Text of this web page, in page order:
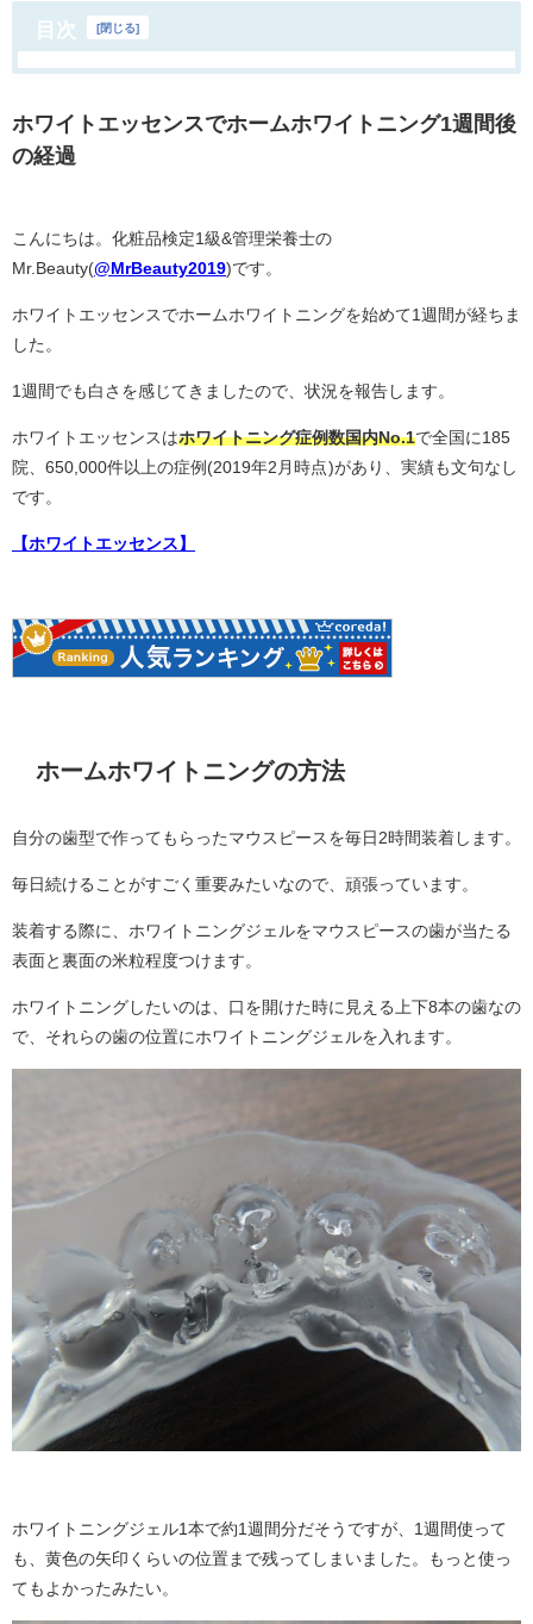
目次 [閉じる]
ホワイトエッセンスでホームホワイトニング1週間後
の経過
こんにちは。化粧品検定1級&管理栄養士の
Mr.Beauty(@MrBeauty2019)です。
ホワイトエッセンスでホームホワイトニングを始めて1週間が経ちま
した。
1週間でも白さを感じてきましたので、状況を報告します。
ホワイトエッセンスはホワイトニング症例数国内No.1で全国に185
院、650,000件以上の症例(2019年2月時点)があり、実績も文句なし
です。
【ホワイトエッセンス】
ホームホワイトニングの方法
自分の歯型で作ってもらったマウスピースを毎日2時間装着します。
毎日続けることがすごく重要みたいなので、頑張っています。
装着する際に、ホワイトニングジェルをマウスピースの歯が当たる
表面と裏面の米粒程度つけます。
ホワイトニングしたいのは、口を開けた時に見える上下8本の歯なの
で、それらの歯の位置にホワイトニングジェルを入れます。
ホワイトニングジェル1本で約1週間分だそうですが、1週間使って
も、黄色の矢印くらいの位置まで残ってしまいました。もっと使っ
てもよかったみたい。